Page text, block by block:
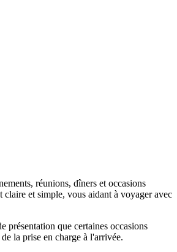
réunions, dîners et occasions
et simple, vous aidant à voyager avec
présentation que certaines occasions
la prise en charge à l'arrivée.